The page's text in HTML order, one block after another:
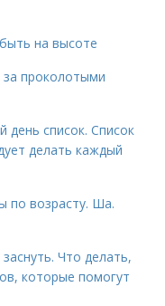
на высоте
за проколотыми
список. Список
делать каждый
по возрасту. Ша.
Что делать,
которые помогут